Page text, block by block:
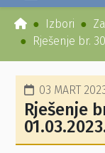
Izbori
Rješenje br.
03 MART
Rješenje